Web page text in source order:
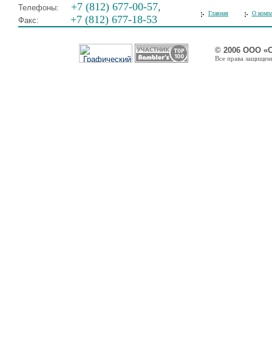
Телефоны: +7 (812) 677-00-57,
Факс: +7 (812) 677-18-53
Главная О
© 2006 ООО
Все права